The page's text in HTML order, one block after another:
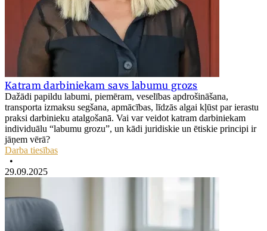
Katram darbiniekam savs labumu grozs
Dažādi papildu labumi, piemēram, veselības apdrošināšana,
transporta izmaksu segšana, apmācības, līdzās algai kļūst par ierastu
praksi darbinieku atalgošanā. Vai var veidot katram darbiniekam
individuālu “labumu grozu”, un kādi juridiskie un ētiskie principi ir
jāņem vērā?
Darba tiesības
•
29.09.2025